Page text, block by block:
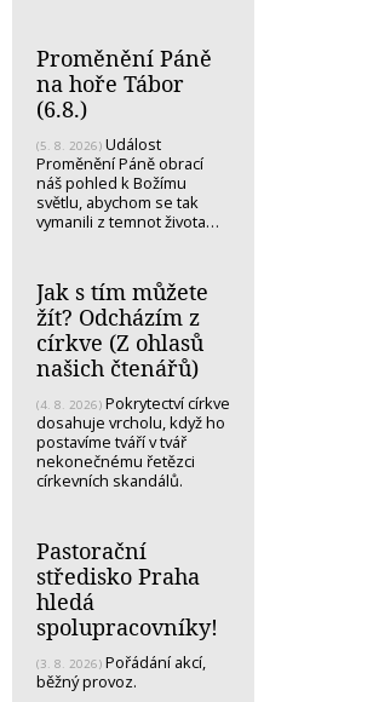
Proměnění Páně
na hoře Tábor
(6.8.)
(5. 8. 2026) Událost
Proměnění Páně obrací
náš pohled k Božímu
světlu, abychom se tak
vymanili z temnot života…
Jak s tím můžete
žít? Odcházím z
církve (Z ohlasů
našich čtenářů)
(4. 8. 2026) Pokrytectví církve
dosahuje vrcholu, když ho
postavíme tváří v tvář
nekonečnému řetězci
církevních skandálů.
Pastorační
středisko Praha
hledá
spolupracovníky!
(3. 8. 2026) Pořádání akcí,
běžný provoz.